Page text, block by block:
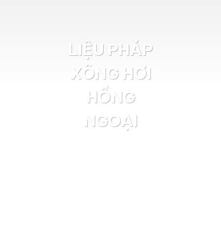
LIỆU PHÁP
XÔNG HƠI
HỒNG
NGOẠI